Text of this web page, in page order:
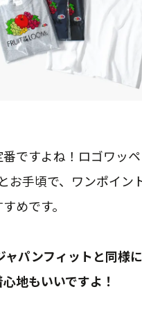
番ですよね！ロゴワッ
とお手頃で、ワンポイン
めです。
ャパンフィットと同様
地もいいですよ！